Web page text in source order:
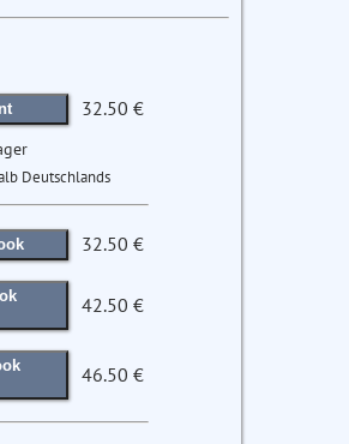
32.50 €
Deutschlands
32.50 €
42.50 €
46.50 €